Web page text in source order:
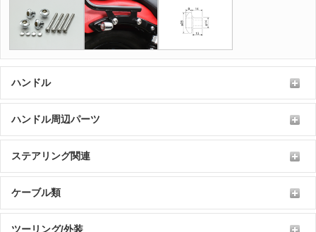
ハンドル
ハンドル周辺パーツ
ステアリング関連
ケーブル類
ツーリング/外装